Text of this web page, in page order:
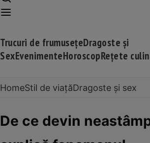
Trucuri de frumusețeDragoste și
SexEvenimenteHoroscopRețete
HomeStil de viațăDragoste și sex
De ce devin